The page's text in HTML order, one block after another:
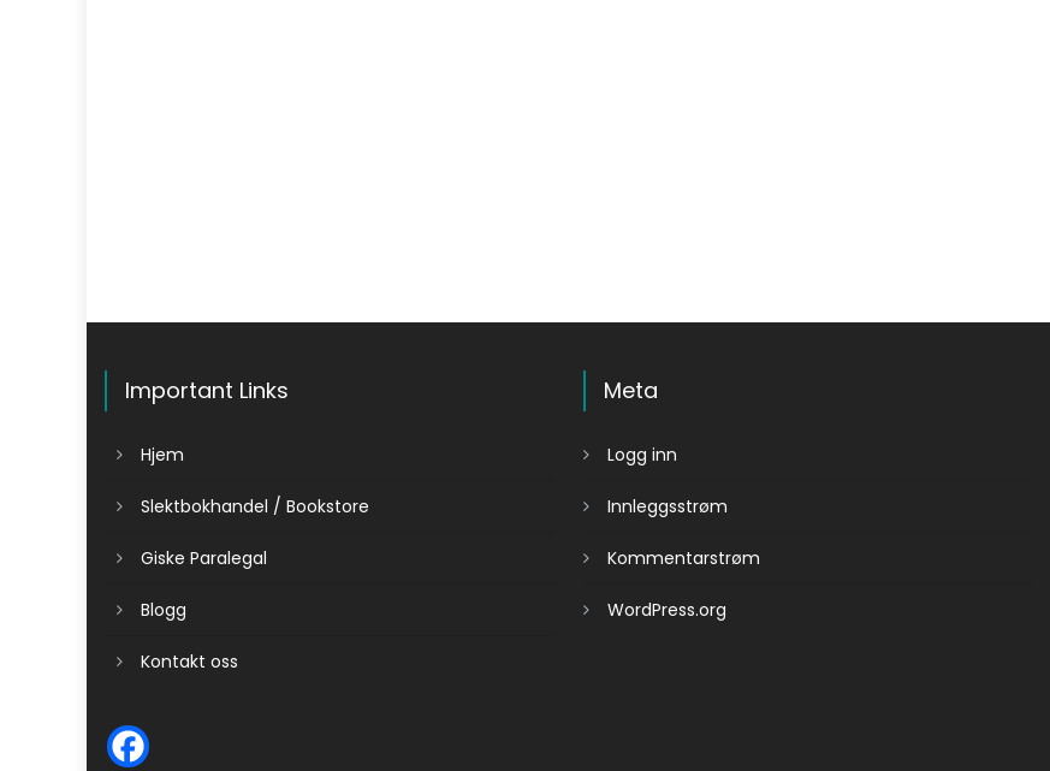
Important Links
Hjem
Slektbokhandel / Bookstore
Giske Paralegal
Blogg
Kontakt oss
Meta
Logg inn
Innleggsstrøm
Kommentarstrøm
WordPress.org